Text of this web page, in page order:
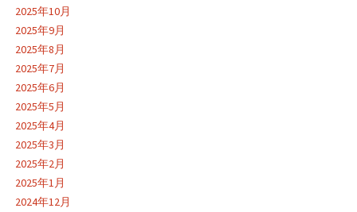
2025年10月
2025年9月
2025年8月
2025年7月
2025年6月
2025年5月
2025年4月
2025年3月
2025年2月
2025年1月
2024年12月